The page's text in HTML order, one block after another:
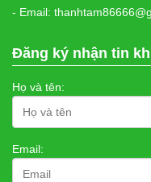
- Email:
Đăng ký nhận tin
Họ và tên:
Email: